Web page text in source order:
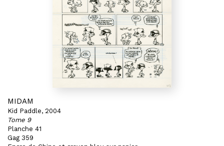
MIDAM
Kid Paddle, 2004
Tome 9
Planche 41
Gag 359